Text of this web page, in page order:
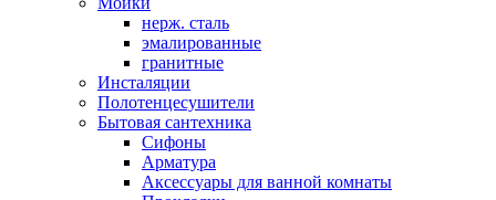
нерж. сталь
эмалированные
гранитные
Инсталяции
Полотенцесушители
Бытовая сантехника
Сифоны
Арматура
Аксессуары для ванной комнаты